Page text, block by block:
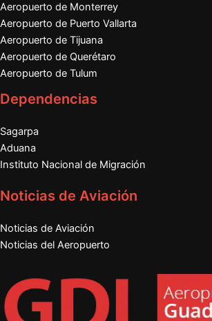
Aeropuerto de Monterrey
Aeropuerto de Puerto Vallarta
Aeropuerto de Tijuana
Aeropuerto de Querétaro
Aeropuerto de Tulum
Dependencias
Sagarpa
Aduana
Instituto Nacional de Migración
Noticias de Aviación
Noticias de Aviación
Noticias del Aeropuerto